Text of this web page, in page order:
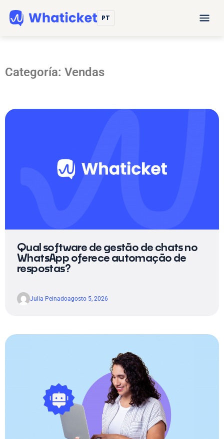
PT
Categoría: Vendas
Qual software de gestão de chats no
WhatsApp oferece automação de
respostas?
Julia Peinadoagosto 5, 2026